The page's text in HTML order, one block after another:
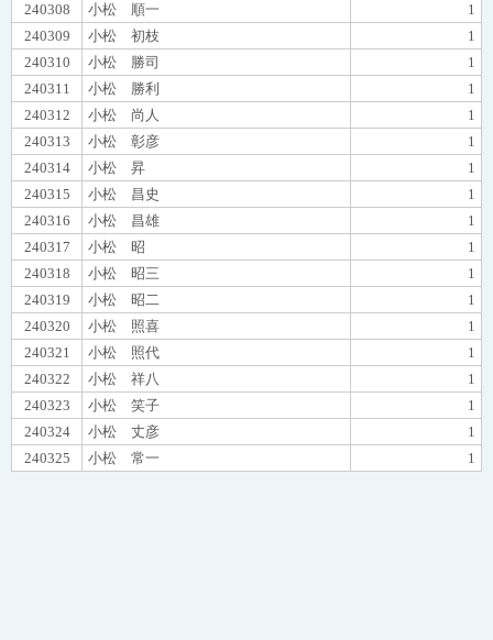
240308
小松 順一
1
240309
小松 初枝
1
240310
小松 勝司
1
240311
小松 勝利
1
240312
小松 尚人
1
240313
小松 彰彦
1
240314
小松 昇
1
240315
小松 昌史
1
240316
小松 昌雄
1
240317
小松 昭
1
240318
小松 昭三
1
240319
小松 昭二
1
240320
小松 照喜
1
240321
小松 照代
1
240322
小松 祥八
1
240323
小松 笑子
1
240324
小松 丈彦
1
240325
小松 常一 1